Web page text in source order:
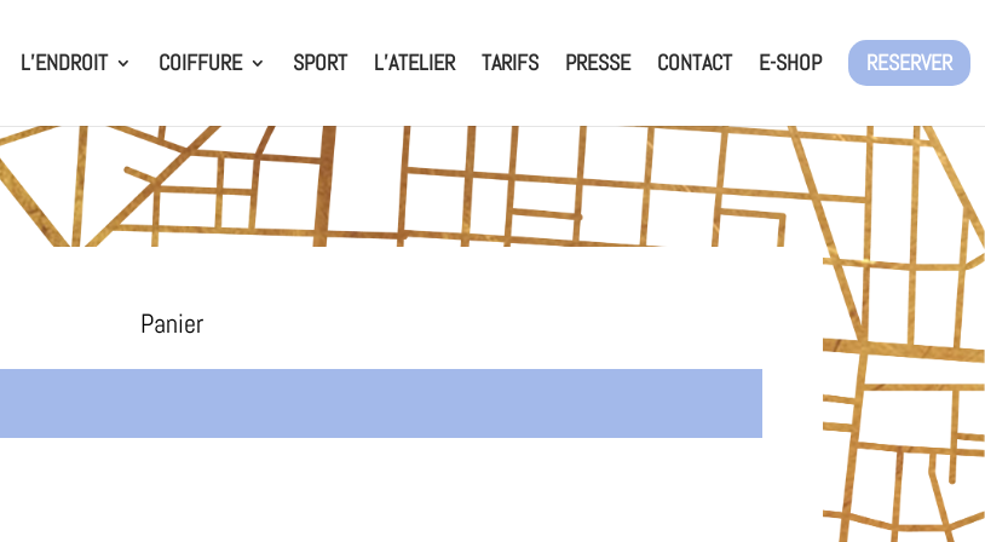
L’ENDROIT COIFFURE SPORT L’ATELIER TARIFS PRESSE CONTACT E-SHOP RESERVER
Panier